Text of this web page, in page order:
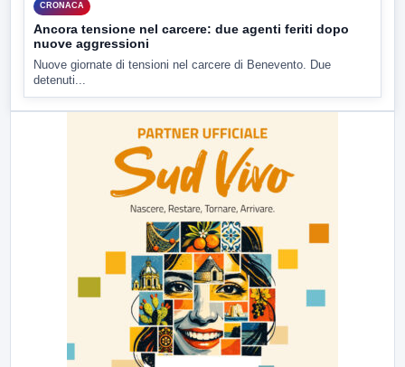
CRONACA
Ancora tensione nel carcere: due agenti feriti dopo
nuove aggressioni
Nuove giornate di tensioni nel carcere di Benevento. Due
detenuti...